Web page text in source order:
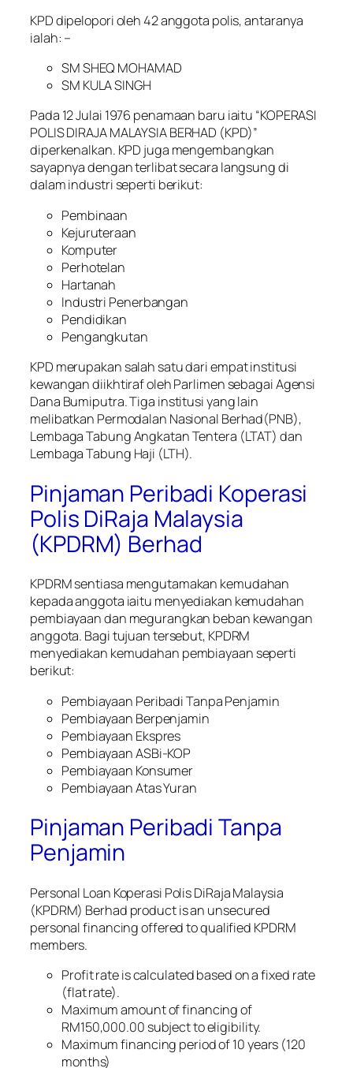
KPD dipelopori oleh 42 anggota polis, antaranya
ialah: –
SM SHEQ MOHAMAD
SM KULA SINGH
Pada 12 Julai 1976 penamaan baru iaitu “KOPERASI
POLIS DIRAJA MALAYSIA BERHAD (KPD)”
diperkenalkan. KPD juga mengembangkan
sayapnya dengan terlibat secara langsung di
dalam industri seperti berikut:
Pembinaan
Kejuruteraan
Komputer
Perhotelan
Hartanah
Industri Penerbangan
Pendidikan
Pengangkutan
KPD merupakan salah satu dari empat institusi
kewangan diikhtiraf oleh Parlimen sebagai Agensi
Dana Bumiputra. Tiga institusi yang lain
melibatkan Permodalan Nasional Berhad(PNB),
Lembaga Tabung Angkatan Tentera (LTAT) dan
Lembaga Tabung Haji (LTH).
Pinjaman Peribadi Koperasi
Polis DiRaja Malaysia
(KPDRM) Berhad
KPDRM sentiasa mengutamakan kemudahan
kepada anggota iaitu menyediakan kemudahan
pembiayaan dan megurangkan beban kewangan
anggota. Bagi tujuan tersebut, KPDRM
menyediakan kemudahan pembiayaan seperti
berikut:
Pembiayaan Peribadi Tanpa Penjamin
Pembiayaan Berpenjamin
Pembiayaan Ekspres
Pembiayaan ASBi-KOP
Pembiayaan Konsumer
Pembiayaan Atas Yuran
Pinjaman Peribadi Tanpa
Penjamin
Personal Loan Koperasi Polis DiRaja Malaysia
(KPDRM) Berhad product is an unsecured
personal financing offered to qualified KPDRM
members.
Profit rate is calculated based on a fixed rate
(flat rate).
Maximum amount of financing of
RM150,000.00 subject to eligibility.
Maximum financing period of 10 years (120
months)